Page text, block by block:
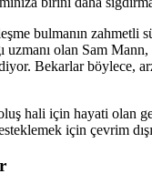
bulmanın zahmetli
uzmanı olan Sam
Bekarlar böylece,
hali için hayati olan
için çevrim